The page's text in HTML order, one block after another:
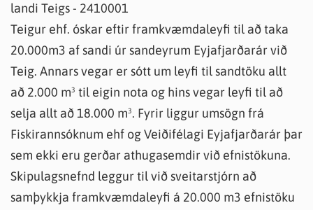
landi Teigs - 2410001
Teigur ehf. óskar eftir framkvæmdaleyfi til að taka
20.000m3 af sandi úr sandeyrum Eyjafjarðarár við
Teig. Annars vegar er sótt um leyfi til sandtöku allt
að 2.000 m³ til eigin nota og hins vegar leyfi til að
selja allt að 18.000 m³. Fyrir liggur umsögn frá
Fiskirannsóknum ehf og Veiðifélagi Eyjafjarðarár þar
sem ekki eru gerðar athugasemdir við efnistökuna.
Skipulagsnefnd leggur til við sveitarstjórn að
samþykkja framkvæmdaleyfi á 20.000 m3 efnistöku